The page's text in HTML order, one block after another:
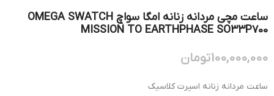
ساعت مچی مردانه زنانه امگا سواچ OMEGA SWATCH
MISSION TO EARTHPHASE SO33P700
100,000,000تومان
ساعت مردانه زنانه اسپرت کلاسیک